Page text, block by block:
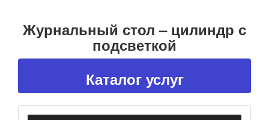
Журнальный стол – цилиндр с
подсветкой
Каталог услуг